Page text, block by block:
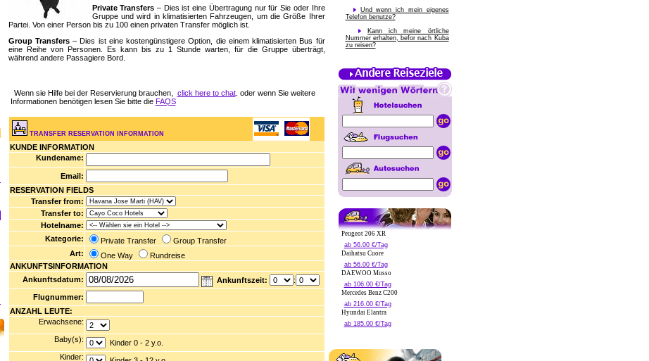
Private Transfers – Dies ist eine Übertragung nur für Sie oder Ihre
Gruppe und wird in klimatisierten Fahrzeugen, um die Größe Ihrer
Partei. Von einer Person bis zu 100 einen privaten Transfer möglich ist.
Group Transfers– Dies ist eine kostengünstigere Option, die einem klimatisierten Bus für
eine Reihe von Personen. Es kann bis zu 1 Stunde warten, für die Gruppe überträgt,
während andere Passagiere Bord.
Wenn sie Hilfe bei der Reservierung brauchen, click here to chat. oder wenn Sie weitere
Informationen benötigen lesen Sie bitte die FAQS
TRANSFER RESERVATION INFORMATION
KUNDE INFORMATION
Kundename:
Email:
RESERVATION FIELDS
Transfer from:
Transfer to:
Hotelname:
Kategorie:
Private Transfer
Group Transfer
Art:
One Way
Rundreise
ANKUNFTSINFORMATION
Ankunftsdatum:
Ankunftszeit:
:
Flugnummer:
ANZAHL LEUTE:
Erwachsene:
Baby(s):
Kinder 0 - 2 y.o.
Kinder:
Und wenn ich mein eigenes
Telefon benutze?
Kann ich meine örtliche
Nummer erhalten, befor nach Kuba
zu reisen?
Peugeot 206 XR
ab 56.00 €/Tag
Daihatsu Cuore
ab 56.00 €/Tag
DAEWOO Musso
ab 106.00 €/Tag
Mercedes Benz C200
ab 216.00 €/Tag
Hyundai Elantra
ab 185.00 €/Tag